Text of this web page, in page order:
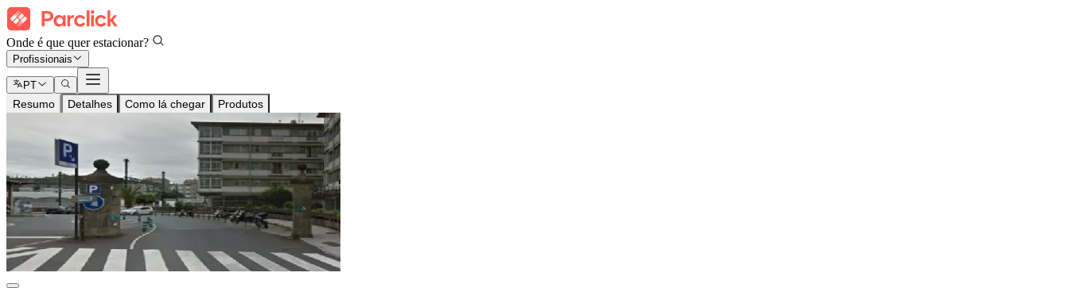
Onde é que quer estacionar?
Profissionais
PT
Resumo Detalhes Como lá chegar Produtos